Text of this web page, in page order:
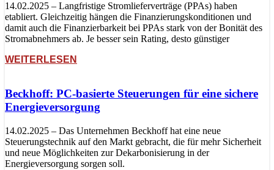
14.02.2025 – Langfristige Stromlieferverträge (PPAs) haben
etabliert. Gleichzeitig hängen die Finanzierungskonditionen und
damit auch die Finanzierbarkeit bei PPAs stark von der Bonität des
Stromabnehmers ab. Je besser sein Rating, desto günstiger
WEITERLESEN
Beckhoff: PC-basierte Steuerungen für eine sichere
Energieversorgung
14.02.2025 – Das Unternehmen Beckhoff hat eine neue
Steuerungstechnik auf den Markt gebracht, die für mehr Sicherheit
und neue Möglichkeiten zur Dekarbonisierung in der
Energieversorgung sorgen soll.